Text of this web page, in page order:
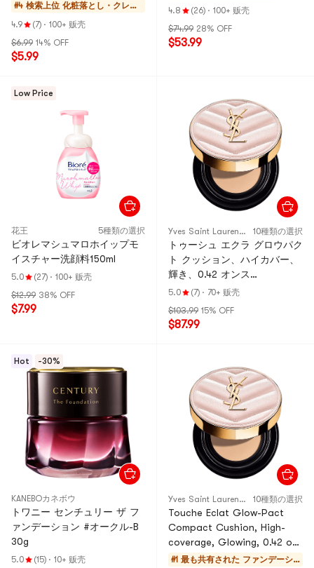
#4 検索上位 化粧落とし・クレジ
ング
4.9 (7) · 100+ 贩壳
$6.99 14% OFF
$5.99
4.8
(26) · 100+ 贩壳
$74.99 28% OFF
$53.99
Low Price
花王 5種類の選択
ビオレマシュマロホイップモ
イスチャー洗顔料150ml
5.0 (27) · 100+ 贩壳
$12.99 38% OFF
$7.99
Yves Saint Laurent YSL 10種類の選択
トゥーシュ エクラ グロウパク
ト クッション、ハイカバー、
輝き、0.42 オンス
SPF23·PA++ #BR20 クールア
5.0 (7) · 70+ 贩壳
$103.99 15% OFF
$87.99
Hot -30%
KANEBOカネボウ
トワニー センチュリー ザ フ
ァンデーション #オークル-B
30g
5.0 (15) · 10+ 贩壳
Yves Saint Laurent YSL 10種類の選択
Touche Eclat Glow-Pact
Compact Cushion, High-
coverage, Glowing, 0.42 oz,
#B10 Porcelain【HOT】
#1 最も共有された ファンデーシ